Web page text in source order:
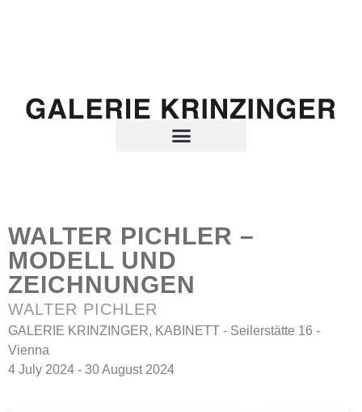
WALTER PICHLER –
MODELL UND
ZEICHNUNGEN
WALTER PICHLER
GALERIE KRINZINGER, KABINETT - Seilerstätte 16 -
Vienna
4 July 2024 - 30 August 2024